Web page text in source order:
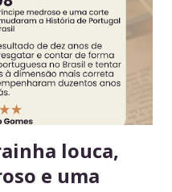
4. Derramou algo? Limpe
um ambiente limpo e
5. Não deixe alimentos
semana para revisar
louca,
e uma